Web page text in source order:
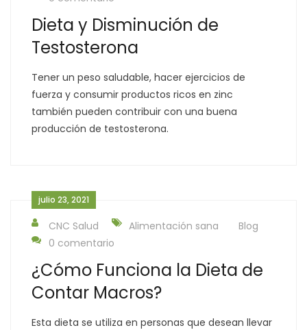
Dieta y Disminución de
Testosterona
Tener un peso saludable, hacer ejercicios de
fuerza y consumir productos ricos en zinc
también pueden contribuir con una buena
producción de testosterona.
julio 23, 2021
CNC Salud Alimentación sana
Blog
0 comentario
¿Cómo Funciona la Dieta de
Contar Macros?
Esta dieta se utiliza en personas que desean llevar